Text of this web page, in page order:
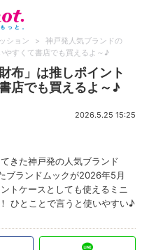
ション >
神戸発人気ブランドの
やすくて書店でも買えるよ～♪
布」は推しポイント
店でも買えるよ～♪
2026.5.25 15:25
きた神戸発の人気ブランド
ブランドムックが2026年5月
トケースとしても使えるミニ
ひとことで言うと使いやすい♪